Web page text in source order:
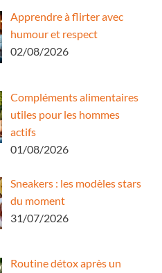
Apprendre à flirter avec
humour et respect
02/08/2026
Compléments alimentaires
utiles pour les hommes
actifs
01/08/2026
Sneakers : les modèles stars
du moment
31/07/2026
Routine détox après un